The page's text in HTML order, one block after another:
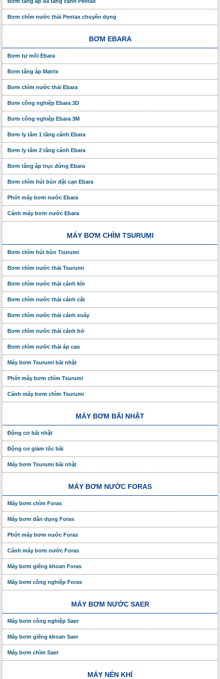
Bơm chìm nước thải Pentax chuyên dụng
BƠM EBARA
Bơm tự mồi Ebara
Bơm tăng áp Matrix
Bơm chìm nước thải Ebara
Bơm công nghiệp Ebara 3D
Bơm công nghiệp Ebara 3M
Bơm ly tâm 1 tầng cánh Ebara
Bơm ly tâm 2 tầng cánh Ebara
Bơm tăng áp trục đứng Ebara
Bơm chìm hút bùn đặt cạn Ebara
Phớt máy bơm nước Ebara
Cánh máy bơm nước Ebara
MÁY BƠM CHÌM TSURUMI
Bơm chìm hút bùn Tsurumi
Bơm chìm nước thải Tsurumi
Bơm chìm nước thải cánh kín
Bơm chìm nước thải cánh cắt
Bơm chìm nước thải cánh xoáy
Bơm chìm nước thải cánh hở
Bơm chìm nước thải áp cao
Máy bơm Tsurumi bãi nhật
Phớt máy bơm chìm Tsurumi
Cánh máy bơm chìm Tsurumi
MÁY BƠM BÃI NHẬT
Động cơ bãi nhật
Động cơ giảm tốc bãi
Máy bơm Tsurumi bãi nhật
MÁY BƠM NƯỚC FORAS
Máy bơm chìm Foras
Máy bơm dân dụng Foras
Phớt máy bơm nước Foras
Cánh máy bơm nước Foras
Máy bơm giếng khoan Foras
Máy bơm công nghiệp Foras
MÁY BƠM NƯỚC SAER
Máy bơm công nghiệp Saer
Máy bơm giếng khoan Saer
Máy bơm chìm Saer
MÁY NÉN KHÍ